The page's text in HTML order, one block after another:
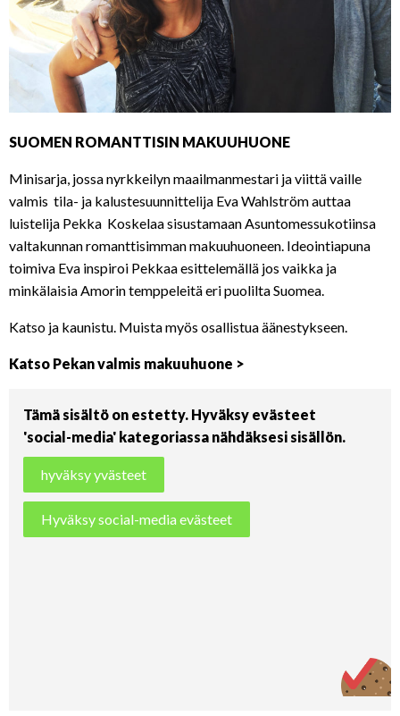
SUOMEN ROMANTTISIN MAKUUHUONE
Minisarja, jossa nyrkkeilyn maailmanmestari ja viittä vaille
valmis tila- ja kalustesuunnittelija Eva Wahlström auttaa
luistelija Pekka Koskelaa sisustamaan Asuntomessukotiinsa
valtakunnan romanttisimman makuuhuoneen. Ideointiapuna
toimiva Eva inspiroi Pekkaa esittelemällä jos vaikka ja
minkälaisia Amorin temppeleitä eri puolilta Suomea.
Katso ja kaunistu. Muista myös osallistua äänestykseen.
Katso Pekan valmis makuuhuone >
Tämä sisältö on estetty. Hyväksy evästeet
'social-media' kategoriassa nähdäksesi sisällön.
hyväksy yvästeet
Hyväksy social-media evästeet